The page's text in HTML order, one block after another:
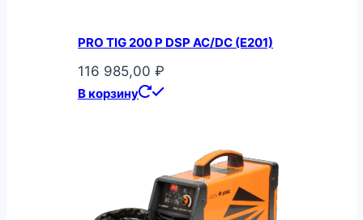
PRO TIG 200 P DSP AC/DC (E201)
116 985,00 ₽
В корзину